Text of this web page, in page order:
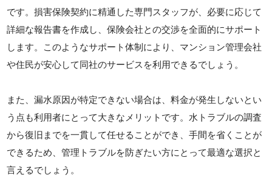
です。損害保険契約に精通した専門スタッフが、必要に応じて
詳細な報告書を作成し、保険会社との交渉を全面的にサポート
します。このようなサポート体制により、マンション管理会社
や住民が安心して同社のサービスを利用できるでしょう。
また、漏水原因が特定できない場合は、料金が発生しないとい
う点も利用者にとって大きなメリットです。水トラブルの調査
から復旧までを一貫して任せることができ、手間を省くことが
できるため、管理トラブルを防ぎたい方にとって最適な選択と
言えるでしょう。